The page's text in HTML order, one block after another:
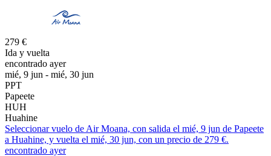
279 €
Ida y vuelta
encontrado ayer
mié, 9 jun - mié, 30 jun
PPT
Papeete
HUH
Huahine
Seleccionar vuelo de Air Moana, con salida el mié, 9 jun de Papeete
a Huahine, y vuelta el mié, 30 jun, con un precio de 279 €.
encontrado ayer